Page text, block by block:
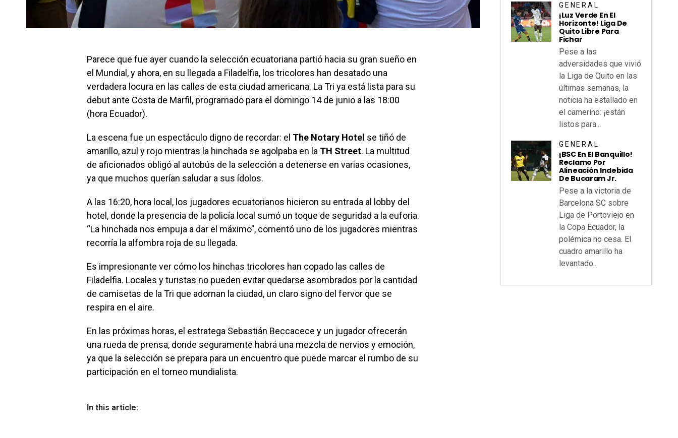
Parece que fue ayer cuando la selección ecuatoriana partió hacia su gran sueño en
el Mundial, y ahora, en su llegada a Filadelfia, los tricolores han desatado una
verdadera locura en las calles de esta ciudad americana. La Tri ya está lista para su
debut ante Costa de Marfil, programado para el domingo 14 de junio a las 18:00
(hora Ecuador).
La escena fue un espectáculo digno de recordar: el The Notary Hotel se tiñó de
amarillo, azul y rojo mientras la hinchada se agolpaba en la TH Street. La multitud
de aficionados obligó al autobús de la selección a detenerse en varias ocasiones,
ya que muchos querían saludar a sus ídolos.
A las 16:20, hora local, los jugadores ecuatorianos hicieron su entrada al lobby del
hotel, donde la presencia de la policía local sumó un toque de seguridad a la euforia.
“La hinchada nos empuja a dar el máximo”, comentó uno de los jugadores mientras
recorría la alfombra roja de su llegada.
Es impresionante ver cómo los hinchas tricolores han copado las calles de
Filadelfia. Locales y turistas no pueden evitar quedarse asombrados por la cantidad
de camisetas de la Tri que adornan la ciudad, un claro signo del fervor que se
respira en el aire.
En las próximas horas, el estratega Sebastián Beccacece y un jugador ofrecerán
una rueda de prensa, donde seguramente habrá una mezcla de nervios y emoción,
ya que la selección se prepara para un encuentro que puede marcar el rumbo de su
participación en el torneo mundialista.
In this article:
GENERAL
¡Luz Verde En El
Horizonte! Liga De
Quito Libre Para
Fichar
Pese a las
adversidades que vivió
la Liga de Quito en las
últimas semanas, la
noticia ha estallado en
el camerino: ¡están
listos para...
GENERAL
¡BSC En El Banquillo!
Reclamo Por
Alineación Indebida
De Bucaram Jr.
Pese a la victoria de
Barcelona SC sobre
Liga de Portoviejo en
la Copa Ecuador, la
polémica no cesa. El
cuadro amarillo ha
levantado...